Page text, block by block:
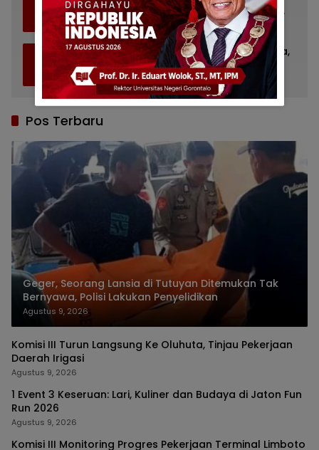
4
Baiturrahman Limboto, Kirim Doa untuk
Almarhum Rachmat Gobel
Juli 14, 2026 1140
5
Bupati Gorontalo Ziarah ke TMP Kalibata,
Ingat Sosok Rachmat Gobel
Juli 11, 2026 856
Pos Terbaru
Geger, Seorang Lansia di Tutuyan Ditemukan Tak
Bernyawa, Polisi Lakukan Penyelidikan
Agustus 9, 2026
Komisi III Turun Langsung Ke Oluhuta, Tinjau Pekerjaan
Daerah Irigasi
Agustus 9, 2026
1 Event 3 Keseruan: Lari, Kuliner dan Budaya di Jaton Fun
Run 2026
Agustus 9, 2026
Komisi III Monitoring Progres Pekerjaan Terminal Limboto